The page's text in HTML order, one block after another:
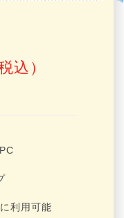
込）
PC
利用可能